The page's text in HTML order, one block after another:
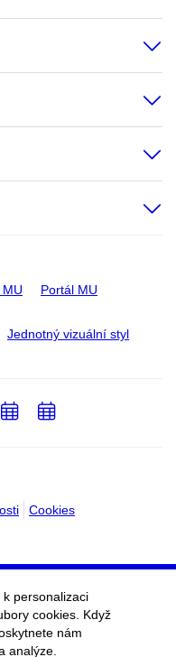
MU Portál MU
Jednotný vizuální styl
Cookies
PřidatPřidat
personalizaci
cookies. Když
nám
analýze.